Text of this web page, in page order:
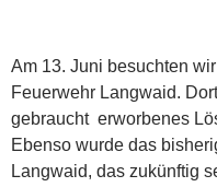
Am 13. Juni besuchten
Feuerwehr Langwaid.
gebraucht erworbenes
Ebenso wurde das
Langwaid, das zukünftig